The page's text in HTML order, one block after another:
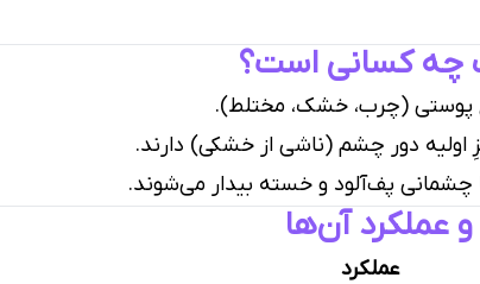
چه کسانی است؟
پوستی (چرب، خشک، مختلط).
دور چشم (ناشی از خشکی) دارند.
چشمانی پف‌آلود و خسته بیدار می‌شوند.
عملکرد آن‌ها
عملکرد